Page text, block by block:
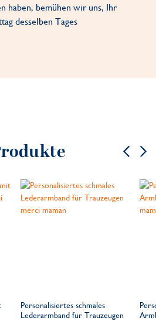
haben, bemühen wir uns, Ihr
desselben Tages
Personalisiertes schmales
Lederarmband für Trauzeugen